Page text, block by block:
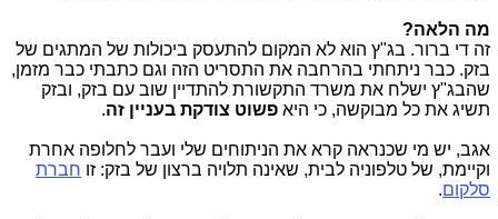
מה הלאה?
זה די ברור. בג"ץ הוא לא המקום להתעסק ביכולות של המתגים של
בזק. כבר ניתחתי בהרחבה את התסריט הזה וגם כתבתי כבר מזמן,
שהבג"ץ ישלח את משרד התקשורת להתדיין שוב עם בזק, ובזק
תשיג את כל מבוקשה, כי היא פשוט צודקת בעניין זה.
אגב, יש מי שכנראה קרא את הניתוחים שלי ועבר לחלופה אחרת
וקיימת, של טלפוניה לבית, שאינה תלויה ברצון של בזק: זו חברת
סלקום.